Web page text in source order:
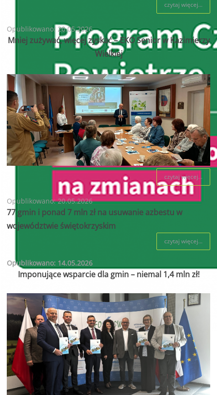
czytaj więcej...
Opublikowano: 20.05.2026
Mniej zużywać, więcej zyskać – EKO Senior w Kazimierzy
Wielkiej
czytaj więcej...
Opublikowano: 20.05.2026
77 gmin i ponad 7 mln zł na usuwanie azbestu w
województwie świętokrzyskim
czytaj więcej...
Opublikowano: 14.05.2026
Imponujące wsparcie dla gmin – niemal 1,4 mln zł!